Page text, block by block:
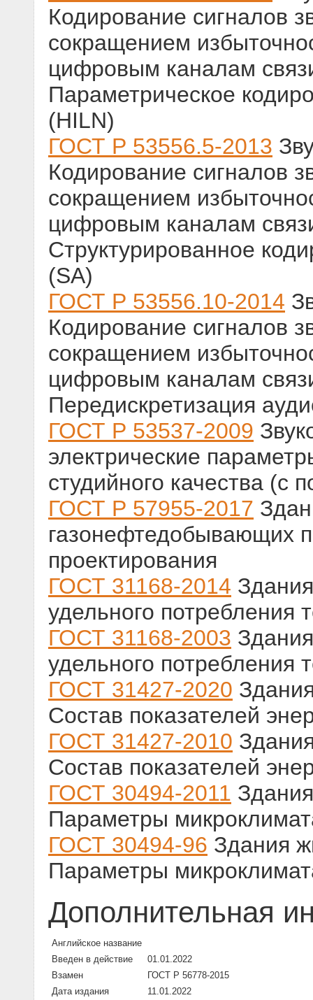
Кодирование сигналов
сокращением
цифровым каналам
Параметрическое
(HILN)
ГОСТ Р 53556.5-2013
Кодирование сигналов
сокращением
цифровым каналам
Структурированное
(SA)
ГОСТ Р 53556.10-2014
Кодирование сигналов
сокращением
цифровым каналам
Передискретизация
ГОСТ Р 53537-2009
электрические
студийного качества (с
ГОСТ Р 57955-2017
газонефтедобывающих
проектирования
ГОСТ 31168-2014
удельного потребления
ГОСТ 31168-2003
удельного потребления
ГОСТ 31427-2020
Состав показателей
ГОСТ 31427-2010
Состав показателей
ГОСТ 30494-2011
Параметры
ГОСТ 30494-96 Здания
Параметры
Дополнительная
Английское название
Введен в действие
01.01.2022
Взамен
ГОСТ Р 56778-2015
Дата издания
11.01.2022